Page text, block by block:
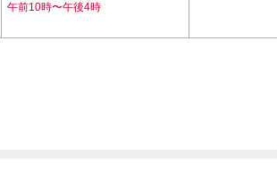
午前10時〜午後4時